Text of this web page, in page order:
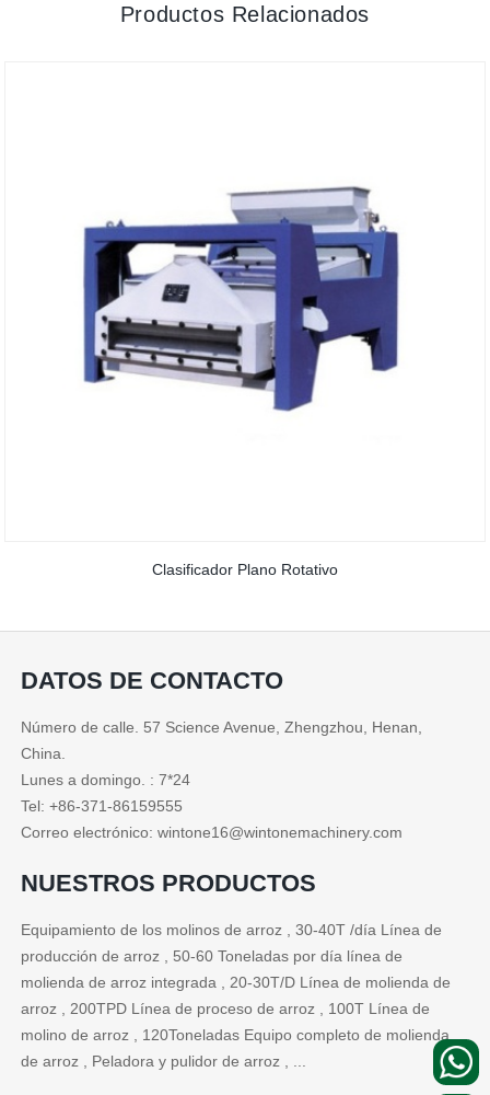
Productos Relacionados
Clasificador Plano Rotativo
DATOS DE CONTACTO
Número de calle. 57 Science Avenue, Zhengzhou, Henan,
China.
Lunes a domingo. : 7*24
Tel: +86-371-86159555
Correo electrónico: wintone16@wintonemachinery.com
NUESTROS PRODUCTOS
Equipamiento de los molinos de arroz , 30-40T /día Línea de
producción de arroz , 50-60 Toneladas por día línea de
molienda de arroz integrada , 20-30T/D Línea de molienda de
arroz , 200TPD Línea de proceso de arroz , 100T Línea de
molino de arroz , 120Toneladas Equipo completo de molienda
de arroz , Peladora y pulidor de arroz , ...